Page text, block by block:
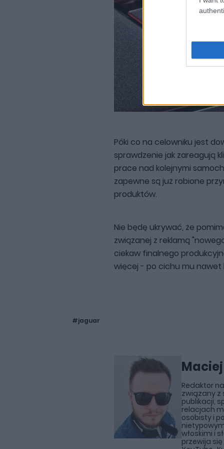
Póki co na celowniku jest
sprawdzenie jak zareagują
prace nad kolejnymi
zapewne są już robione
produktów.
Nie będę ukrywać, że
związanej z reklamą
ciekaw finalnego
więcej - po cichu mu nawet
#jaguar
Redaktor
związany z
publikacji,
relacjach
osobisty i
włoskimi i
przewija